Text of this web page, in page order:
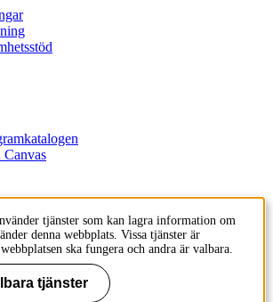
tjänster som kan lagra information om
denna webbplats. Vissa tjänster är
ska fungera och andra är valbara.
tjänster